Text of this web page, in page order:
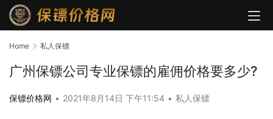
Home 私人保镖
广州保镖公司专业保镖的雇佣价格要多少?
保镖价格网 • 2021年8月14日 下午11:54 • 私人保镖